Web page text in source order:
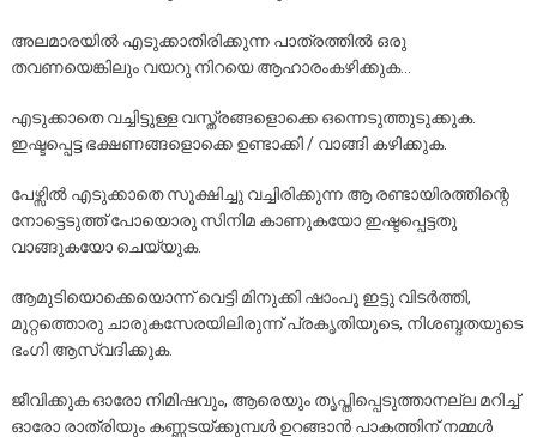
അലമാരയിൽ എടുക്കാതിരിക്കുന്ന പാത്രത്തിൽ ഒരു
തവണയെങ്കിലും വയറു നിറയെ ആഹാരംകഴിക്കുക…
എടുക്കാതെ വച്ചിട്ടുള്ള വസ്ത്രങ്ങളൊക്കെ ഒന്നെടുത്തുടുക്കുക.
ഇഷ്ടപ്പെട്ട ഭക്ഷണങ്ങളൊക്കെ ഉണ്ടാക്കി / വാങ്ങി കഴിക്കുക.
പേഴ്സിൽ എടുക്കാതെ സൂക്ഷിച്ചു വച്ചിരിക്കുന്ന ആ രണ്ടായിരത്തിന്റെ
നോട്ടെടുത്ത് പോയൊരു സിനിമ കാണുകയോ ഇഷ്ടപ്പെട്ടതു
വാങ്ങുകയോ ചെയ്യുക.
ആമുടിയൊക്കെയൊന്ന് വെട്ടി മിനുക്കി ഷാംപൂ ഇട്ടു വിടർത്തി,
മുറ്റത്തൊരു ചാരുകസേരയിലിരുന്ന് പ്രകൃതിയുടെ, നിശബ്ദതയുടെ
ഭംഗി ആസ്വദിക്കുക.
ജീവിക്കുക ഓരോ നിമിഷവും, ആരെയും തൃപ്തിപ്പെടുത്താനല്ല മറിച്ച്
ഓരോ രാത്രിയും കണ്ണടയ്ക്കുമ്പൾ ഉറങ്ങാൻ പാകത്തിന് നമ്മൾ